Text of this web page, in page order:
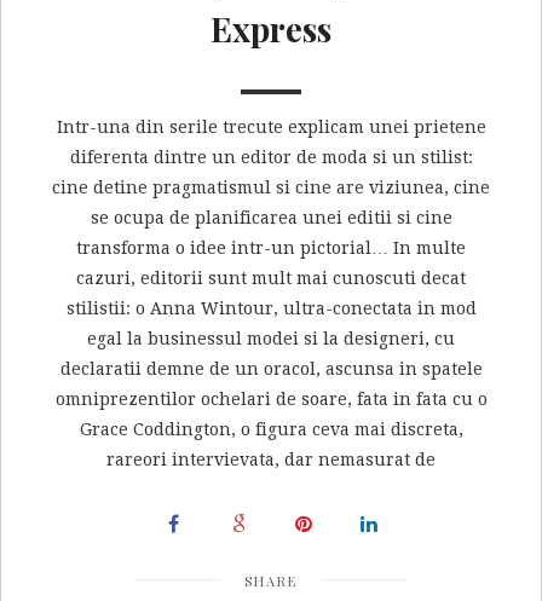
Express
Intr-una din serile trecute explicam unei prietene
diferenta dintre un editor de moda si un stilist:
cine detine pragmatismul si cine are viziunea, cine
se ocupa de planificarea unei editii si cine
transforma o idee intr-un pictorial… In multe
cazuri, editorii sunt mult mai cunoscuti decat
stilistii: o Anna Wintour, ultra-conectata in mod
egal la businessul modei si la designeri, cu
declaratii demne de un oracol, ascunsa in spatele
omniprezentilor ochelari de soare, fata in fata cu o
Grace Coddington, o figura ceva mai discreta,
rareori intervievata, dar nemasurat de
SHARE